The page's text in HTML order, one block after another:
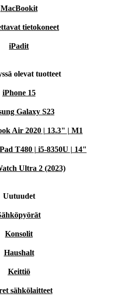
MacBookit
tietokoneet
iPadit
olevat tuotteet
iPhone 15
Galaxy S23
Air 2020 | 13.3" | M1
T480 | i5-8350U | 14"
Ultra 2 (2023)
Uutuudet
Konsolit
Haushalt
Keittiö
sähkölaitteet